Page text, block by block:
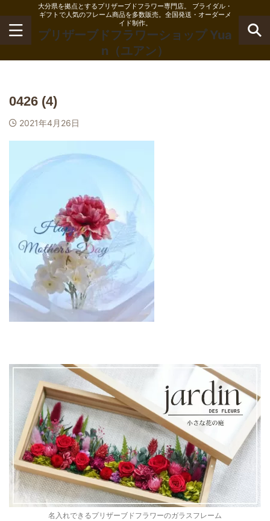
大分県を拠点とするプリザーブドフラワー専門店。 ブライダル・
ギフトで人気のフレーム商品を多数販売。全国発送・オーダーメ
イド制作。
プリザーブドフラワーショップ Yua
n（ユアン）
0426 (4)
2021年4月26日
名入れできるプリザーブドフラワーのガラスフレーム